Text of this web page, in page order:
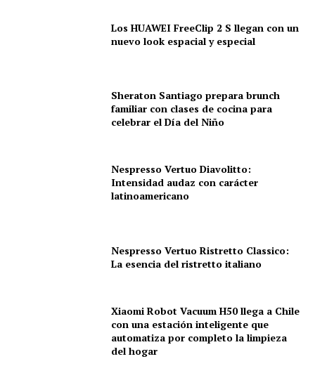
Los HUAWEI FreeClip 2 S llegan con un
nuevo look espacial y especial
Sheraton Santiago prepara brunch
familiar con clases de cocina para
celebrar el Día del Niño
Nespresso Vertuo Diavolitto:
Intensidad audaz con carácter
latinoamericano
Nespresso Vertuo Ristretto Classico:
La esencia del ristretto italiano
Xiaomi Robot Vacuum H50 llega a Chile
con una estación inteligente que
automatiza por completo la limpieza
del hogar